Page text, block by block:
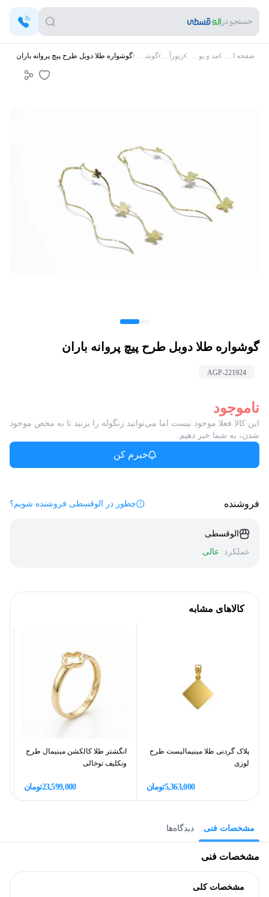
جستجو در
صفحه اصلی مد و پوشاک زیورآلات گوشواره گوشواره طلا دوبل طرح پیچ پروانه باران
گوشواره طلا دوبل طرح پیچ پروانه باران
AGP-221924
ناموجود
این کالا فعلا موجود نیست اما می‌توانید زنگوله را بزنید تا به محض موجود
شدن، به شما خبر دهیم.
خبرم کن
فروشنده چطور در الوقسطی فروشنده شویم؟
الوقسطی
عملکرد: عالی
کالاهای مشابه
پلاک گردنی طلا مینیمالیست طرح
لوزی
5,363,000تومان
انگشتر طلا کالکشن مینیمال طرح
ونکلیف توخالی
23,599,000تومان
مشخصات فنی دیدگاه‌ها
مشخصات فنی
مشخصات کلی